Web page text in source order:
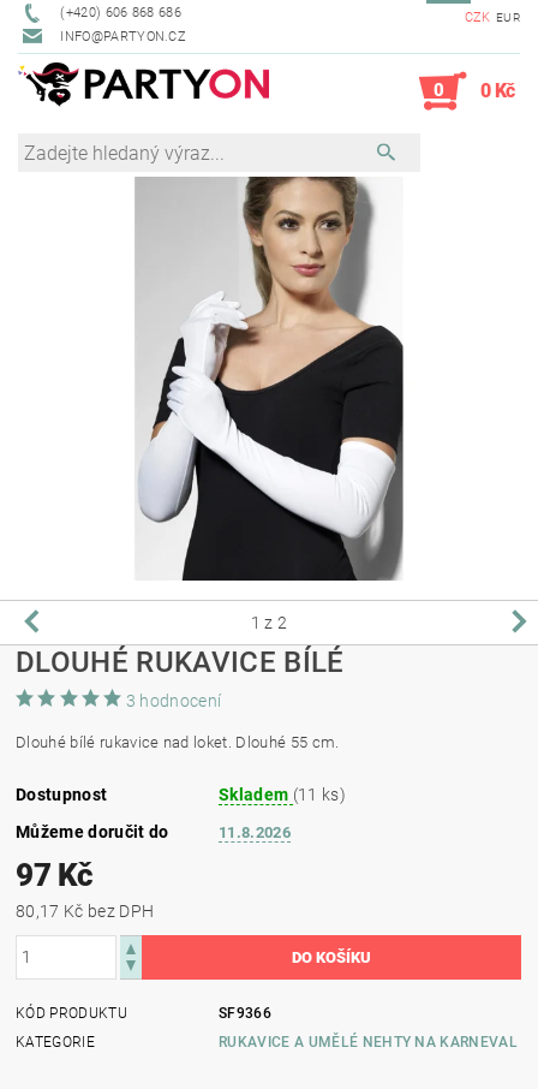
(+420) 606 868 686
INFO@PARTYON.CZ
CZK EUR
0 0 Kč
1 z 2
DLOUHÉ RUKAVICE BÍLÉ
3 hodnocení
Dlouhé bílé rukavice nad loket. Dlouhé 55 cm.
Dostupnost Skladem (11 ks)
Můžeme doručit do
11.8.2026
97 Kč
80,17 Kč bez DPH
KÓD PRODUKTU
SF9366
KATEGORIE
RUKAVICE A UMĚLÉ NEHTY NA KARNEVAL